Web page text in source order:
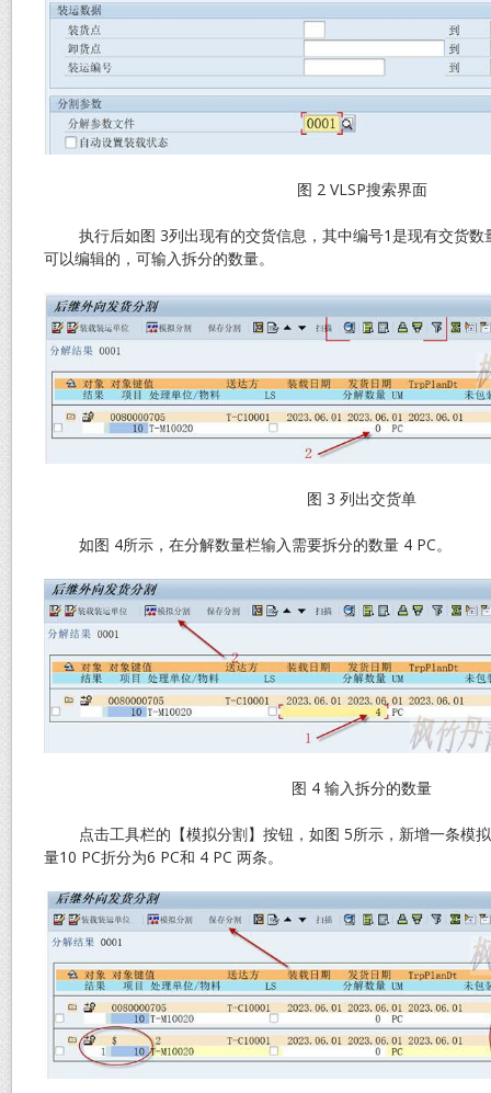
图 2 VLSP搜索界面
执行后如图 3列出现有的交货信息，其中编号1是现有交货数
可以编辑的，可输入拆分的数量。
图 3 列出交货单
如图 4所示，在分解数量栏输入需要拆分的数量 4 PC。
图 4 输入拆分的数量
点击工具栏的【模拟分割】按钮，如图 5所示，新增一条模
量10 PC折分为6 PC和 4 PC 两条。